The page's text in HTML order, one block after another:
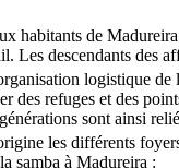
habitants de
descendants des
logistique de
refuges et des
sont ainsi
les différents
samba à Madureira :